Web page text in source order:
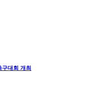
구대회 개최